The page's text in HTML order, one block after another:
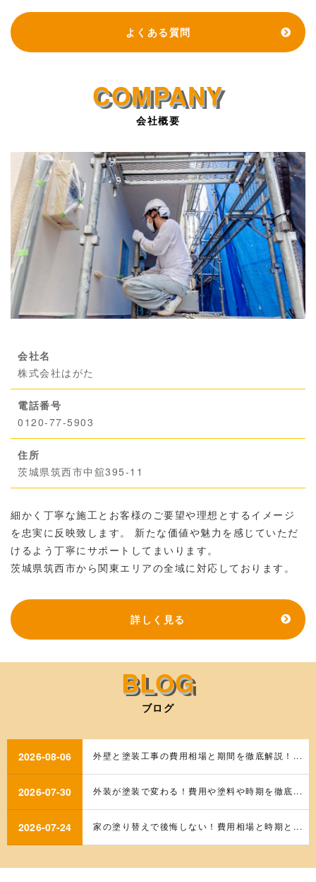
よくある質問
会社概要
会社名
株式会社はがた
電話番号
0120-77-5903
住所
茨城県筑西市中舘395-11
細かく丁寧な施工とお客様のご要望や理想とするイメージ
を忠実に反映致します。 新たな価値や魅力を感じていただ
けるよう丁寧にサポートしてまいります。
茨城県筑西市から関東エリアの全域に対応しております。
詳しく見る
ブログ
2026-08-06 外壁と塗装工事の費用相場と期間を徹底解説！...
2026-07-30 外装が塗装で変わる！費用や塗料や時期を徹底...
2026-07-24 家の塗り替えで後悔しない！費用相場と時期と...